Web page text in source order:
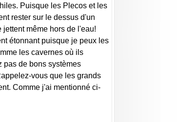
Puisque les Plecos et les
rester sur le dessus d'un
même hors de l'eau!
étonnant puisque je peux les
les cavernes où ils
pas de bons systèmes
vous que les grands
Comme j'ai mentionné ci-